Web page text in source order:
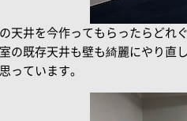
天井を今作ってもらったらどれ
の既存天井も壁も綺麗にやり直
っています。